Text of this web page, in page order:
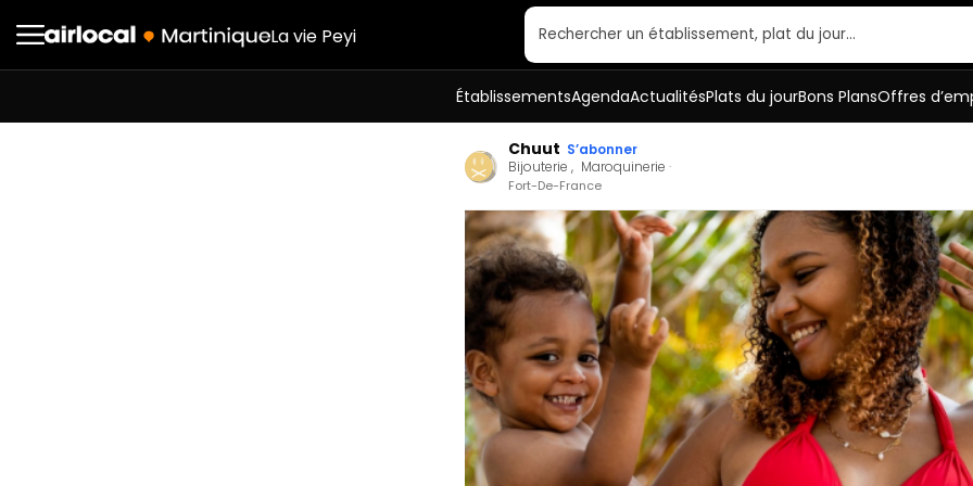
La vie Peyi Rechercher un établissement, plat du jour…
ÉtablissementsAgendaActualitésPlats du jourBons PlansOffres
Chuut S’abonner
Bijouterie Maroquinerie
Fort-De-France